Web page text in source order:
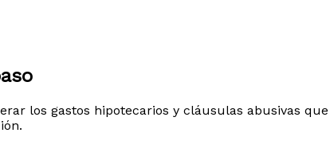
los gastos hipotecarios y cláusulas abusivas